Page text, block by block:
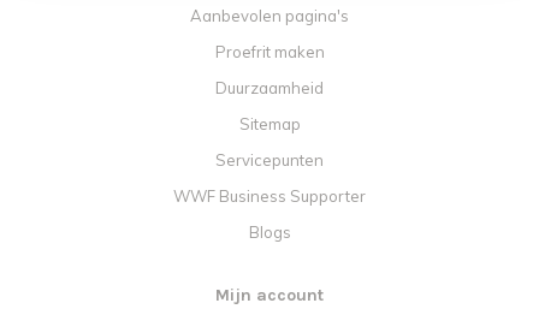
Aanbevolen pagina's
Proefrit maken
Duurzaamheid
Sitemap
Servicepunten
WWF Business Supporter
Blogs
Mijn account